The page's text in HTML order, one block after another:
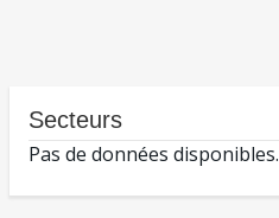
Secteurs
Pas de données disponibles.